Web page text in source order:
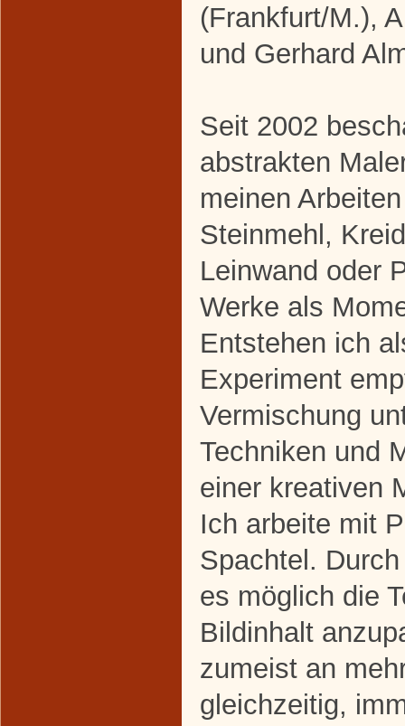
(Frankfurt/M.),
und Gerhard
Seit 2002
abstrakten
meinen
Steinmehl,
Leinwand oder
Werke als
Entstehen ich
Experiment
Vermischung
Techniken und
einer kreativen
Ich arbeite mit
Spachtel.
es möglich die
Bildinhalt
zumeist an
gleichzeitig,